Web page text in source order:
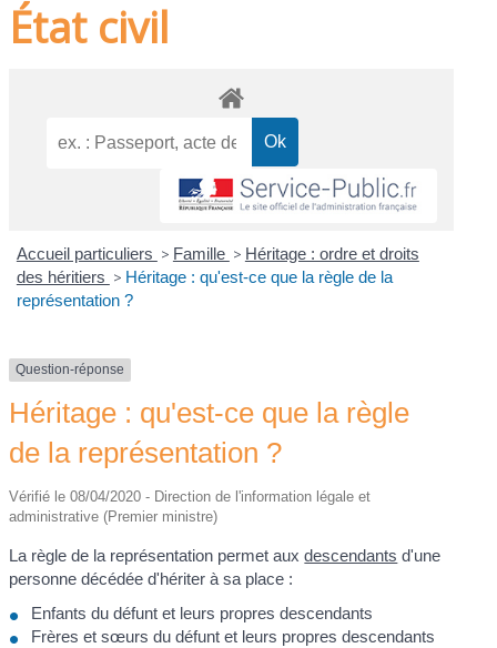
État civil
Accueil particuliers > Famille > Héritage : ordre et droits
des héritiers > Héritage : qu'est-ce que la règle de la
représentation ?
Question-réponse
Héritage : qu'est-ce que la règle
de la représentation ?
Vérifié le 08/04/2020 - Direction de l'information légale et
administrative (Premier ministre)
La règle de la représentation permet auxdescendants d'une
personne décédée d'hériter à sa place :
Enfants du défunt et leurs propres descendants
Frères et sœurs du défunt et leurs propres descendants